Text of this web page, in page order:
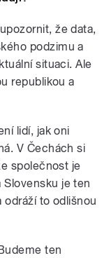
že data,
podzimu a
situaci. Ale
republikou a
lidí, jak oni
V Čechách si
společnost je
je ten
to odlišnou
ten